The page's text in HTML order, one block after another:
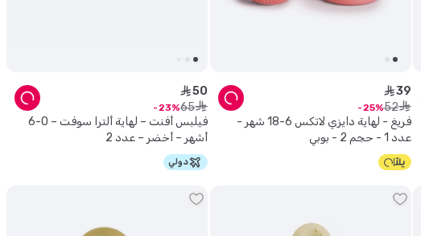
فريغ - لهاية دايزي لاتكس 6-18 شهر -
عدد 1 - حجم 2 - بوبي
ê39
ê
52
25
فيلبس أفنت – لهاية ألترا سوفت – 0-6
أشهر – أخضر – عدد 2
ê50
ê
65
23
دولي